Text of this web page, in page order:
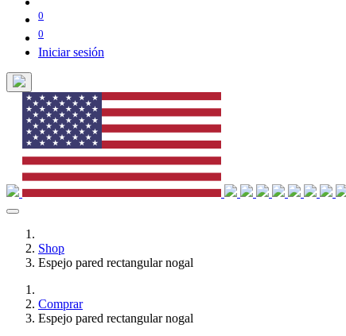
0
0
Iniciar sesión
Shop
Espejo pared rectangular nogal
Comprar
Espejo pared rectangular nogal